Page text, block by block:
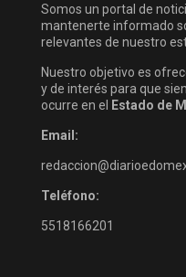
Somos un portal de
mantenerte informado
relevantes de nuestro
Nuestro objetivo es
y de interés para que
ocurre en el Estado de
Email:
Teléfono:
5518166201